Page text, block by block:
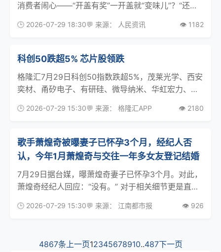
消费者闹心——“开盖有奖”一开盖就“变味儿”？“还以
了。”炎炎夏日，饮品迎来销售旺季，不少品牌推出了
🕒 2026-07-29 18:30💬 来源： 人民资讯 👁️ 1182
科创50跌超5% 芯片股领跌
格隆汇7月29日科创50指数跌超5%，茂莱光学、西安
奕材、甬矽电子、有研硅、微导纳米、华虹宏力、中
🕒 2026-07-29 15:30💬 来源： 格隆汇APP 👁️ 2180
歌手萧煌奇被曝妻子已怀孕3个月，经纪人否
认，今年1月萧煌奇与交往一年多女友登记结婚
7月29日据台媒，曝萧煌奇妻子已怀孕3个月。对此，
萧煌奇经纪人回应：“没有。” 对于相关细节更是直
往1年多的女友Jenny登记结婚。萧煌奇的代表作包括
🕒 2026-07-29 15:30💬 来源： 江南都市报 👁️ 926
4867条上一页12345678910..487下一页